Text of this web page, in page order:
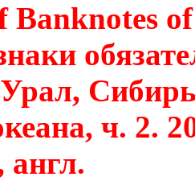
Banknotes
ч. 2.
англ.